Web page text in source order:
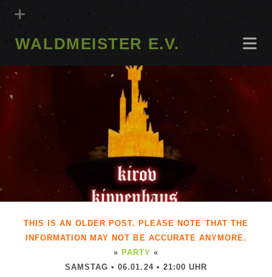
WALDMEISTER E.V.
THIS IS AN OLDER POST. PLEASE NOTE THAT THE
INFORMATION MAY NOT BE ACCURATE ANYMORE.
» PARTY «
SAMSTAG • 06.01.24 • 21:00 UHR